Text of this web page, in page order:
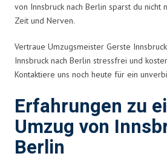
von Innsbruck nach Berlin sparst du nicht
Zeit und Nerven.
Vertraue Umzugsmeister Gerste
Innsbruck nach Berlin stressfrei und
Kontaktiere uns noch heute für ein
Erfahrungen zu
Umzug von
Berlin